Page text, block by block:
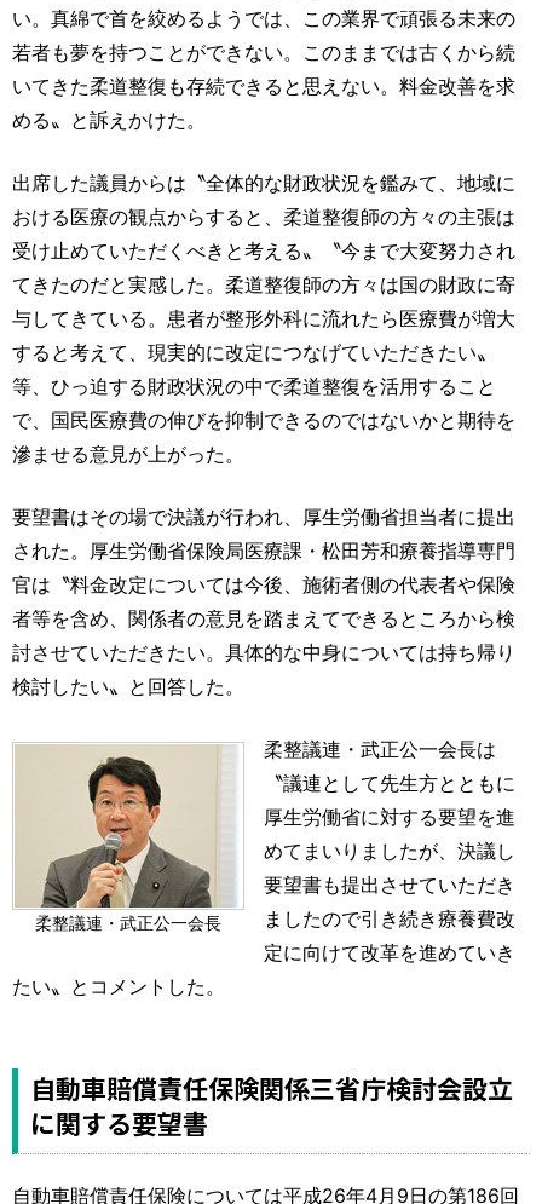
い。真綿で首を絞めるようでは、この業界で頑張る未来の
若者も夢を持つことができない。このままでは古くから続
いてきた柔道整復も存続できると思えない。料金改善を求
める〟と訴えかけた。
出席した議員からは〝全体的な財政状況を鑑みて、地域に
おける医療の観点からすると、柔道整復師の方々の主張は
受け止めていただくべきと考える〟〝今まで大変努力され
てきたのだと実感した。柔道整復師の方々は国の財政に寄
与してきている。患者が整形外科に流れたら医療費が増大
すると考えて、現実的に改定につなげていただきたい〟
等、ひっ迫する財政状況の中で柔道整復を活用すること
で、国民医療費の伸びを抑制できるのではないかと期待を
滲ませる意見が上がった。
要望書はその場で決議が行われ、厚生労働省担当者に提出
された。厚生労働省保険局医療課・松田芳和療養指導専門
官は〝料金改定については今後、施術者側の代表者や保険
者等を含め、関係者の意見を踏まえてできるところから検
討させていただきたい。具体的な中身については持ち帰り
検討したい〟と回答した。
柔整議連・武正公一会長
柔整議連・武正公一会長は
〝議連として先生方とともに
厚生労働省に対する要望を進
めてまいりましたが、決議し
要望書も提出させていただき
ましたので引き続き療養費改
定に向けて改革を進めていき
たい〟とコメントした。
自動車賠償責任保険関係三省庁検討会設立
に関する要望書
自動車賠償責任保険については平成26年4月9日の第186回